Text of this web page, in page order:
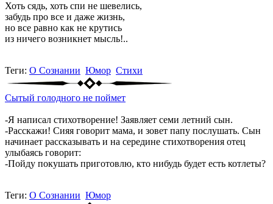
Хоть сядь, хоть спи не шевелись,
забудь про все и даже жизнь,
но все равно как не крутись
из ничего возникнет мысль!..
Теги: О Сознании Юмор Стихи
Сытый голодного не поймет
-Я написал стихотворение! Заявляет семи летний сын.
-Расскажи! Сияя говорит мама, и зовет папу послушать. Сын
начинает рассказывать и на середине стихотворения отец
улыбаясь говорит:
-Пойду покушать приготовлю, кто нибудь будет есть котлеты?
Теги: О Сознании Юмор